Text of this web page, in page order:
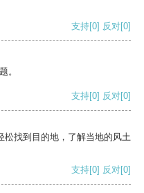
支持[0] 反对[0]
。
支持[0] 反对[0]
松找到目的地，了解当地的风土
支持[0] 反对[0]